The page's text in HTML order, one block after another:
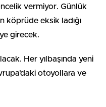
vermiyor. Günlük
köprüde eksik ladığı
girecek.
Her yılbaşında yeni
otoyollara ve